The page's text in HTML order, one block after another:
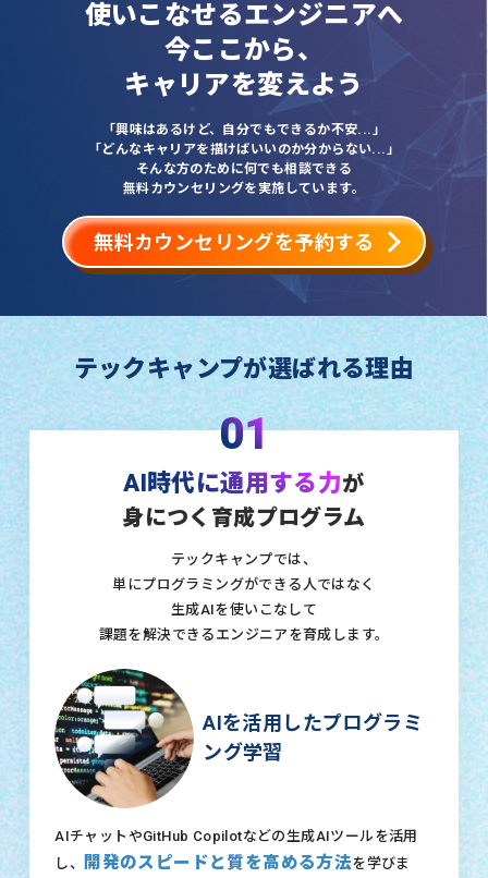
使いこなせるエンジニアへ
今ここから、
キャリアを変えよう
「興味はあるけど、自分でもできるか不安...」
「どんなキャリアを描けばいいのか分からない...」
そんな方のために何でも相談できる
無料カウンセリングを実施しています。
無料カウンセリングを予約する
テックキャンプが選ばれる理由
01
AI時代に通用する力が
身につく育成プログラム
テックキャンプでは、
単にプログラミングができる人ではなく
生成AIを使いこなして
課題を解決できるエンジニアを育成します。
AIを活用したプログラミ
ング学習
AIチャットやGitHub Copilotなどの生成AIツールを活用
し、
開発のスピードと質を高める方法を学びま